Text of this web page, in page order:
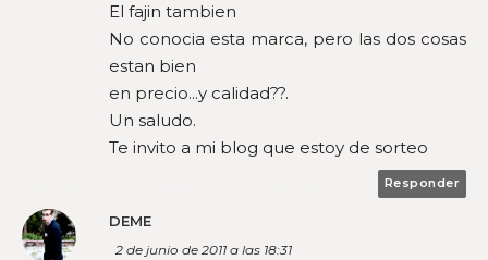
El fajin tambien
No conocia esta marca, pero las dos cosas
estan bien
en precio...y calidad??.
Un saludo.
Te invito a mi blog que estoy de sorteo
Responder
DEME
2 de junio de 2011 a las 18:31